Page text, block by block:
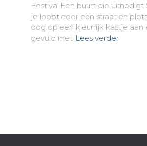
Festival Een buurt die uitnodigt
je loopt door een straat en
oog op een kleurrijk kastje aan
gevuld met Lees verder